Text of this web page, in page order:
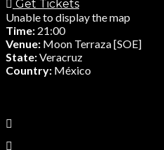
Get Tickets
Unable to display the map
Time: 21:00
Venue: Moon Terraza [SOE]
State:Veracruz
Country: México